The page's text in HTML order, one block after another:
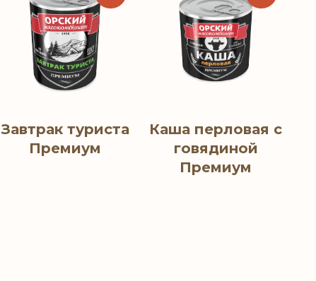
Завтрак туриста
Премиум
Каша перловая с
говядиной
Премиум